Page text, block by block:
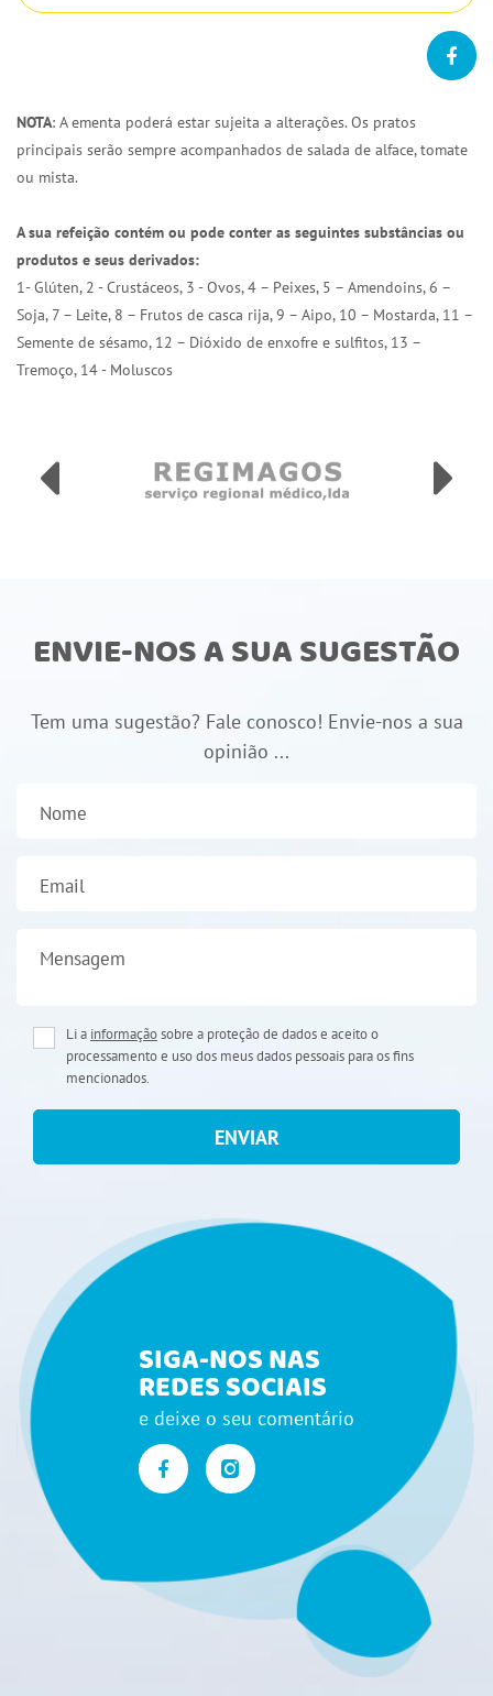
NOTA: A ementa poderá estar sujeita a alterações. Os pratos
principais serão sempre acompanhados de salada de alface, tomate
ou mista.
A sua refeição contém ou pode conter as seguintes substâncias ou
produtos e seus derivados:
1- Glúten, 2 - Crustáceos, 3 - Ovos, 4 – Peixes, 5 – Amendoins, 6 –
Soja, 7 – Leite, 8 – Frutos de casca rija, 9 – Aipo, 10 – Mostarda, 11 –
Semente de sésamo, 12 – Dióxido de enxofre e sulfitos, 13 –
Tremoço, 14 - Moluscos
ENVIE-NOS A SUA SUGESTÃO
Tem uma sugestão? Fale conosco! Envie-nos a sua
opinião ...
Nome
Email
Mensagem
Li a informaçãosobre a proteção de dados e aceito o
processamento e uso dos meus dados pessoais para os fins
mencionados.
ENVIAR
SIGA-NOS NAS
REDES SOCIAIS
e deixe o seu comentário